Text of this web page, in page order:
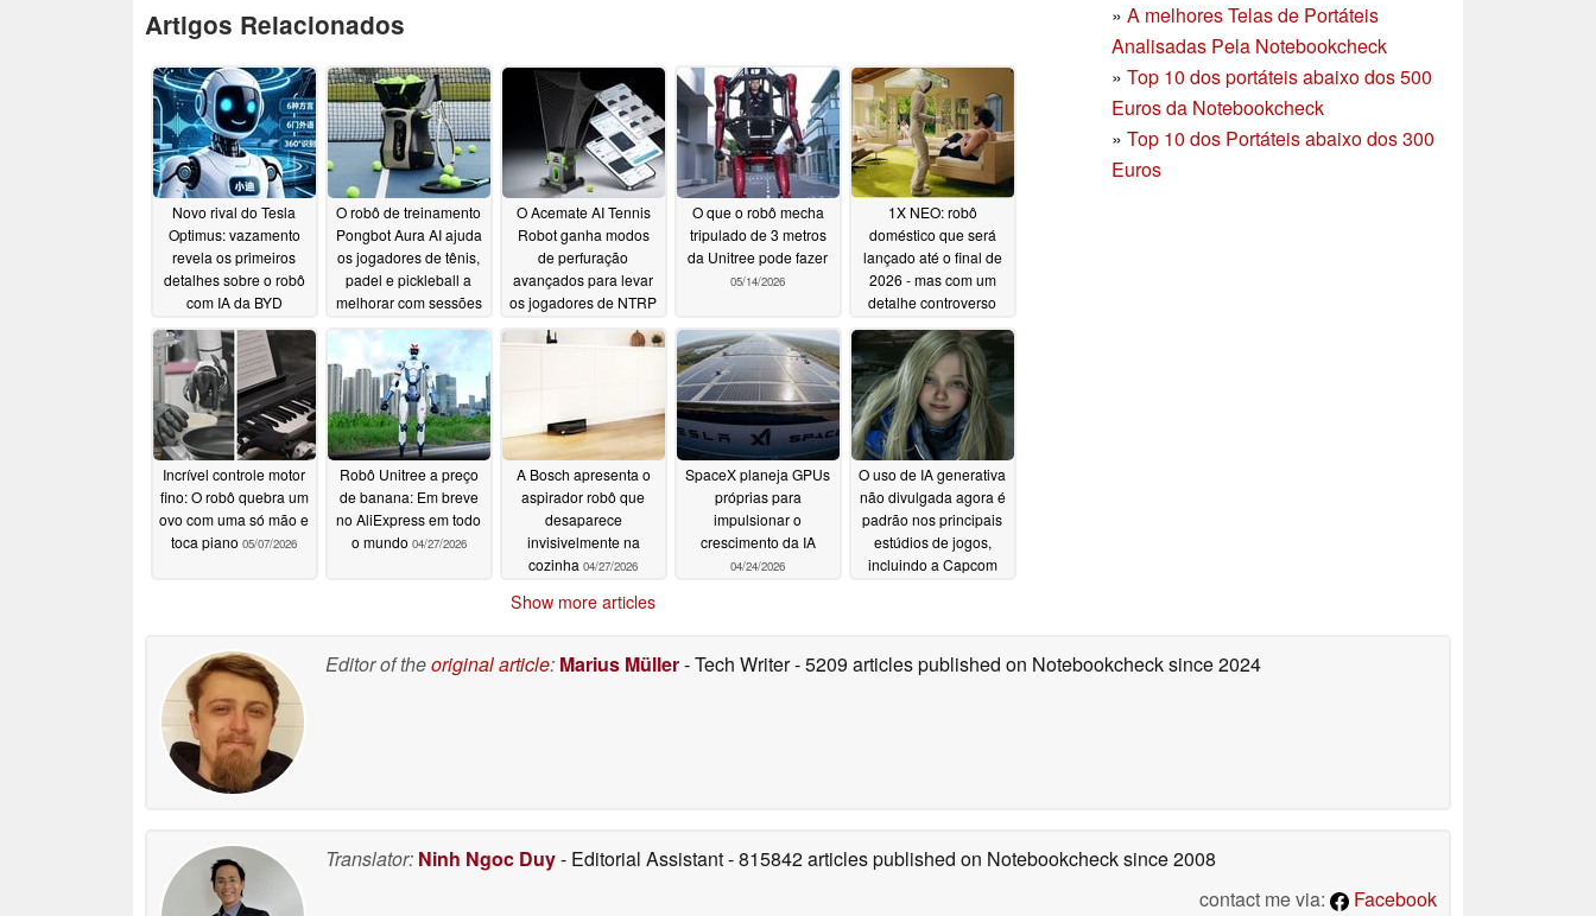
» A melhores Telas de Portáteis
Analisadas Pela Notebookcheck
» Top 10 dos portáteis abaixo dos 500
Euros da Notebookcheck
» Top 10 dos Portáteis abaixo dos 300
Euros
Artigos Relacionados
Novo rival do Tesla
Optimus: vazamento
revela os primeiros
detalhes sobre o robô
com IA da BYD
07/26/2026
O robô de treinamento
Pongbot Aura AI ajuda
os jogadores de tênis,
padel e pickleball a
melhorar com sessões
adaptáveis05/29/2026
O Acemate AI Tennis
Robot ganha modos
de perfuração
avançados para levar
os jogadores de NTRP
05/28/2026
O que o robô mecha
tripulado de 3 metros
da Unitree pode fazer
05/14/2026
1X NEO: robô
doméstico que será
lançado até o final de
2026 - mas com um
detalhe controverso
05/13/2026
Incrível controle motor
fino: O robô quebra um
ovo com uma só mão e
toca piano 05/07/2026
Robô Unitree a preço
de banana: Em breve
no AliExpress em todo
o mundo 04/27/2026
A Bosch apresenta o
aspirador robô que
desaparece
invisivelmente na
cozinha 04/27/2026
SpaceX planeja GPUs
próprias para
impulsionar o
crescimento da IA
04/24/2026
O uso de IA generativa
não divulgada agora é
padrão nos principais
estúdios de jogos,
incluindo a Capcom
Show more articles
Editor of theoriginal article: Marius Müller- Tech Writer- 5209 articles published on Notebookchecksince 2024
Translator: Ninh Ngoc Duy- Editorial Assistant- 815842 articles published on Notebookchecksince 2008
contact me via:
Facebook